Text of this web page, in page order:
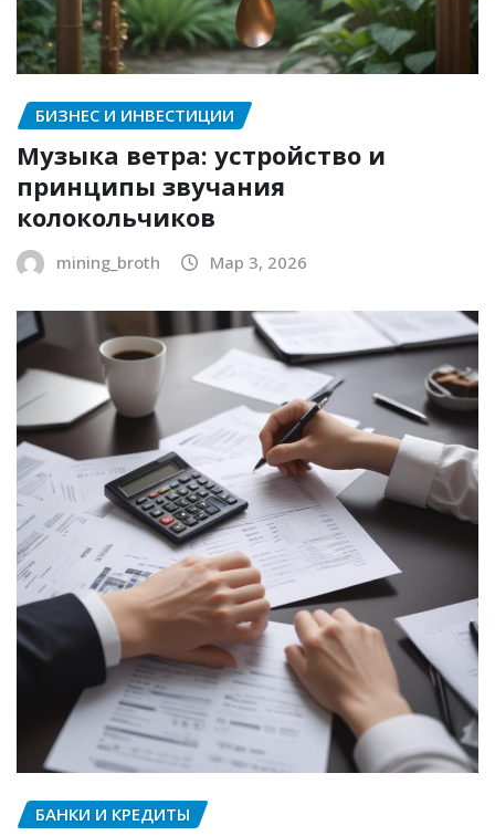
БИЗНЕС И ИНВЕСТИЦИИ
Музыка ветра: устройство и
принципы звучания
колокольчиков
mining_broth Мар 3, 2026
БАНКИ И КРЕДИТЫ